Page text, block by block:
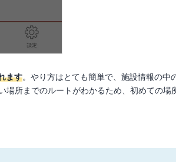
ます。やり方はとても簡単で、施設情報の中
場所までのルートがわかるため、初めての場